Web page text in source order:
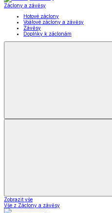
Záclony a závěsy
Hotové záclony
Voálové záclony a závěsy
Závěsy
Doplňky k záclonám
Zobrazit vše
Vše z Záclony a závěsy